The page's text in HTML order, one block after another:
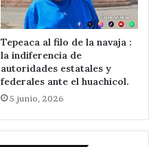
Tepeaca al filo de la navaja :
la indiferencia de
autoridades estatales y
federales ante el huachicol.
5 junio, 2026